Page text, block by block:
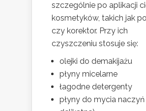
szczególnie po aplikacji
kosmetyków, takich jak
czy korektor. Przy ich
czyszczeniu stosuje się:
olejki do demakijażu
płyny micelarne
łagodne detergenty
płyny do mycia